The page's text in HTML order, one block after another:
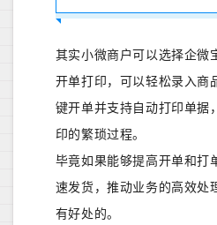
其实小微商户可以选择企微
开单打印，可以轻松录入商
键开单并支持自动打印单据
印的繁琐过程。
毕竟如果能够提高开单和打
速发货，推动业务的高效处
有好处的。